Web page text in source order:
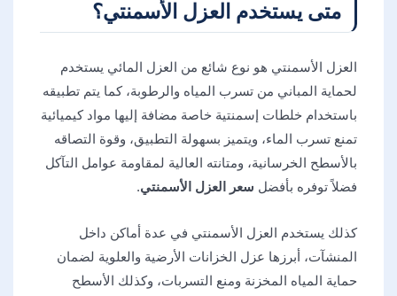
متى يستخدم العزل الأسمنتي؟
العزل الأسمنتي هو نوع شائع من العزل المائي يستخدم
لحماية المباني من تسرب المياه والرطوبة، كما يتم تطبيقه
باستخدام خلطات إسمنتية خاصة مضافة إليها مواد كيميائية
تمنع تسرب الماء، ويتميز بسهولة التطبيق، وقوة التصاقه
بالأسطح الخرسانية، ومتانته العالية لمقاومة عوامل التآكل
فضلاً توفره بأفضل سعر العزل الأسمنتي.
كذلك يستخدم العزل الأسمنتي في عدة أماكن داخل
المنشآت، أبرزها عزل الخزانات الأرضية والعلوية لضمان
حماية المياه المخزنة ومنع التسربات، وكذلك الأسطح